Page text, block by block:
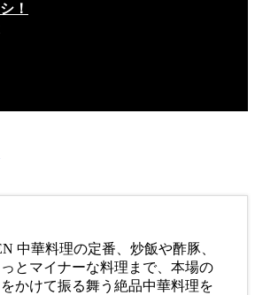
！
中華料理の定番、炒飯や酢豚、
とマイナーな料理まで、本場の
かけて振る舞う絶品中華料理を